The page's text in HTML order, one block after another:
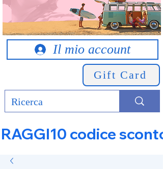
Il mio account
Gift Card
RAGGI10 codice